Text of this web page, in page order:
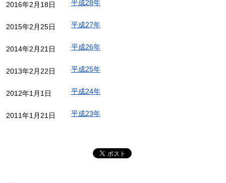
2016年2月18日 平成28年
2015年2月25日 平成27年
2014年2月21日 平成26年
2013年2月22日 平成25年
2012年1月1日 平成24年
2011年1月21日 平成23年